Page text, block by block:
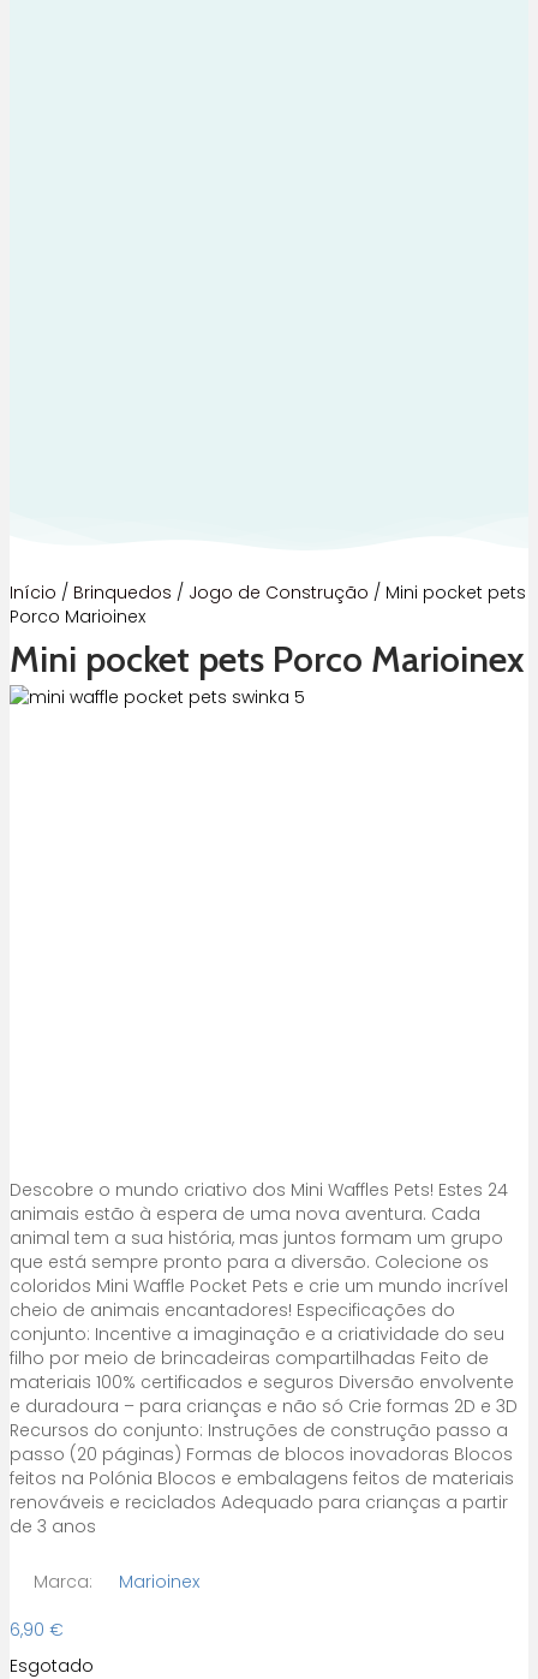
Início / Brinquedos / Jogo de Construção / Mini pocket pets
Porco Marioinex
Mini pocket pets Porco Marioinex
Descobre o mundo criativo dos Mini Waffles Pets! Estes 24
animais estão à espera de uma nova aventura. Cada
animal tem a sua história, mas juntos formam um grupo
que está sempre pronto para a diversão. Colecione os
coloridos Mini Waffle Pocket Pets e crie um mundo incrível
cheio de animais encantadores! Especificações do
conjunto: Incentive a imaginação e a criatividade do seu
filho por meio de brincadeiras compartilhadas Feito de
materiais 100% certificados e seguros Diversão envolvente
e duradoura – para crianças e não só Crie formas 2D e 3D
Recursos do conjunto: Instruções de construção passo a
passo (20 páginas) Formas de blocos inovadoras Blocos
feitos na Polónia Blocos e embalagens feitos de materiais
renováveis ​​e reciclados Adequado para crianças a partir
de 3 anos
Marca:
Marioinex
6,90 €
Esgotado